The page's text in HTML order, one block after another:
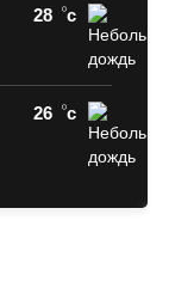
28 c
26 c